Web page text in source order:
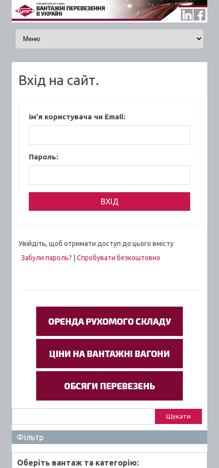
Skip to content
Вхід на сайт.
Ім'я користувача чи Email:
Пароль:
Увійдіть, щоб отримати доступ до цього вмісту
Забули пароль?
Спробувати безкоштовно
Фільтр
Оберiть вантаж та категорiю: